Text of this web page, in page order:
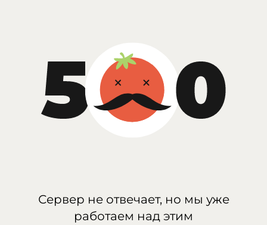
Сервер не отвечает, но мы уже
работаем над этим